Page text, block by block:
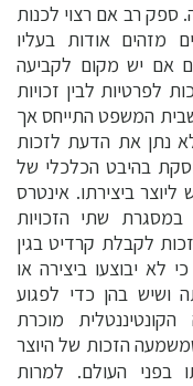
ספק רב אם רצוי לכנות
מזהים אודות בעליו
אם יש מקום לקביעה
לפרטיות לבין זכויות
המשפט התייחס אך
נתן את הדעת לזכות
בהיבט הכלכלי של
ביצירתו. אינטרס
במסגרת שתי הזכויות
לקבלת קרדיט בגין
לא יבוצעו ביצירה או
ושיש בהן כדי לפגוע
מוכרת
הזכות של היוצר
בפני העולם. למרות